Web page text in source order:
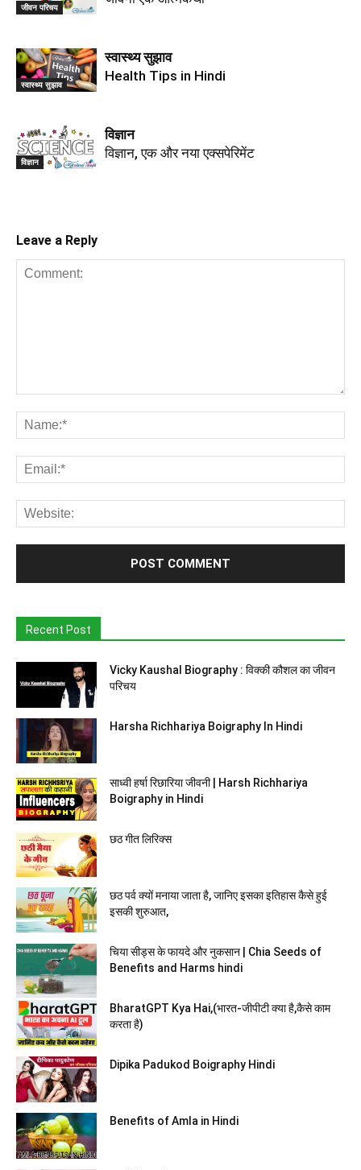
जीवन परिचय
स्वास्थ्य सुझाव
स्वास्थ्य सुझाव
Health Tips in Hindi
विज्ञान
विज्ञान
विज्ञान, एक और नया एक्सपेरिमेंट
Leave a Reply
Recent Post
Vicky Kaushal Biography : विक्की कौशल का जीवन
परिचय
Harsha Richhariya Boigraphy In Hindi
साध्वी हर्षा रिछारिया जीवनी | Harsh Richhariya
Boigraphy in Hindi
छठ गीत लिरिक्स
छठ पर्व क्यों मनाया जाता है, जानिए इसका इतिहास कैसे हुई
इसकी शुरुआत,
चिया सीड्स के फायदे और नुकसान | Chia Seeds of
Benefits and Harms hindi
BharatGPT Kya Hai,(भारत-जीपीटी क्या है,कैसे काम
करता है)
Dipika Padukod Boigraphy Hindi
Benefits of Amla in Hindi